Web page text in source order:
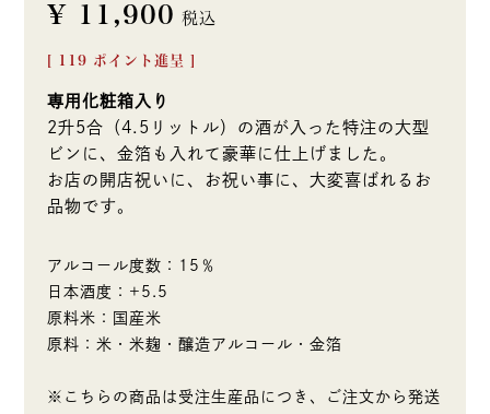
¥ 11,900 税込
119 ポイント進呈 ]
専用化粧箱入り
2升5合（4.5リットル）の酒が入った特注の大型
ビンに、金箔も入れて豪華に仕上げました。
お店の開店祝いに、お祝い事に、大変喜ばれるお
品物です。
アルコール度数：15％
日本酒度：+5.5
原料米：国産米
原料：米・米麹・醸造アルコール・金箔
※こちらの商品は受注生産品につき、ご注文から発送